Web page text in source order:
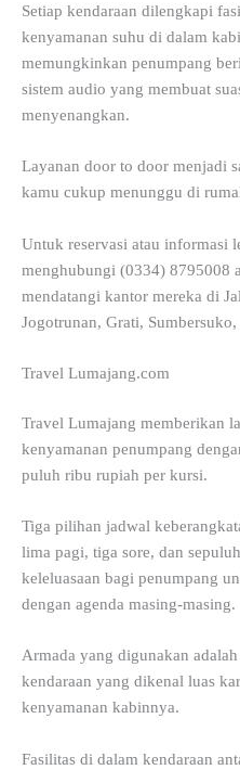
Setiap kendaraan dilengkapi
kenyamanan suhu di dalam
memungkinkan penumpang
sistem audio yang membuat
menyenangkan.
Layanan door to door menjadi
kamu cukup menunggu di
Untuk reservasi atau informasi
menghubungi (0334) 8795008
mendatangi kantor mereka di
Jogotrunan, Grati,
Travel Lumajang.com
Travel Lumajang memberikan
kenyamanan penumpang
puluh ribu rupiah per kursi.
Tiga pilihan jadwal
lima pagi, tiga sore, dan
keleluasaan bagi penumpang
dengan agenda masing-masing.
Armada yang digunakan
kendaraan yang dikenal luas
kenyamanan kabinnya.
Fasilitas di dalam kendaraan